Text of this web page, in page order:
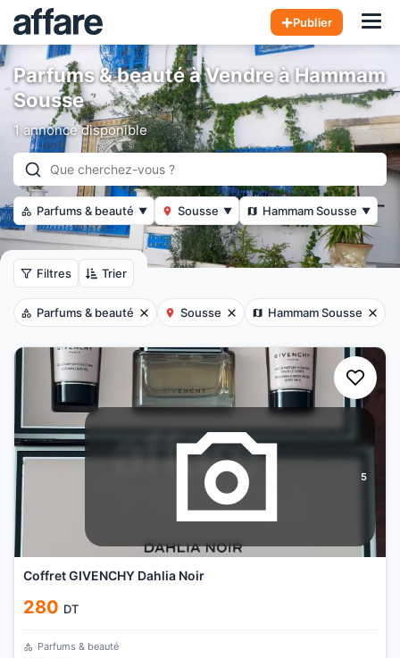
Publier
Parfums & beauté à Vendre à Hammam
Sousse
1 annonce disponible
Parfums & beauté ▼ Sousse ▼ Hammam Sousse ▼
Filtres Trier
Parfums & beauté Sousse Hammam Sousse
5
Coffret GIVENCHY Dahlia Noir
280 DT
Parfums & beauté